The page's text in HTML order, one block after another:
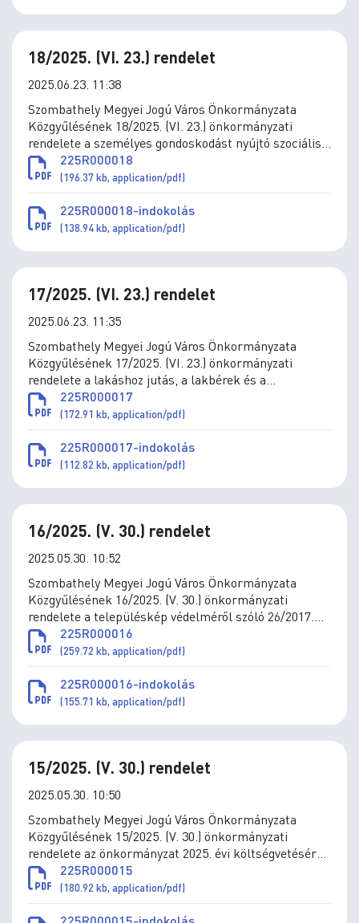
18/2025. (VI. 23.) rendelet
2025.06.23. 11:38
Szombathely Megyei Jogú Város Önkormányzata
Közgyűlésének 18/2025. (VI. 23.) önkormányzati
rendelete a személyes gondoskodást nyújtó szociális
és gyermekjóléti ellátások térítési díjáról szóló
11/1993. (IV.1.) önkormányzati rendelet módosításáról
225R000018
(196.37 kb, application/pdf)
225R000018-indokolás
(138.94 kb, application/pdf)
17/2025. (VI. 23.) rendelet
2025.06.23. 11:35
Szombathely Megyei Jogú Város Önkormányzata
Közgyűlésének 17/2025. (VI. 23.) önkormányzati
rendelete a lakáshoz jutás, a lakbérek és a
lakbértámogatás, az önkormányzat által a
lakásvásárláshoz és építéshez nyújtott támogatások
szabályai megállapításáról szóló 36/2010. (XII.1.)
önkormányzati rendelet módosításáról
225R000017
(172.91 kb, application/pdf)
225R000017-indokolás
(112.82 kb, application/pdf)
16/2025. (V. 30.) rendelet
2025.05.30. 10:52
Szombathely Megyei Jogú Város Önkormányzata
Közgyűlésének 16/2025. (V. 30.) önkormányzati
rendelete a településkép védelméről szóló 26/2017.
(XII.20.) önkormányzati rendelet módosításáról
225R000016
(259.72 kb, application/pdf)
225R000016-indokolás
(155.71 kb, application/pdf)
15/2025. (V. 30.) rendelet
2025.05.30. 10:50
Szombathely Megyei Jogú Város Önkormányzata
Közgyűlésének 15/2025. (V. 30.) önkormányzati
rendelete az önkormányzat 2025. évi költségvetéséről
szóló 4/2025. (II.28.) önkormányzati rendelet
módosításáról
225R000015
(180.92 kb, application/pdf)